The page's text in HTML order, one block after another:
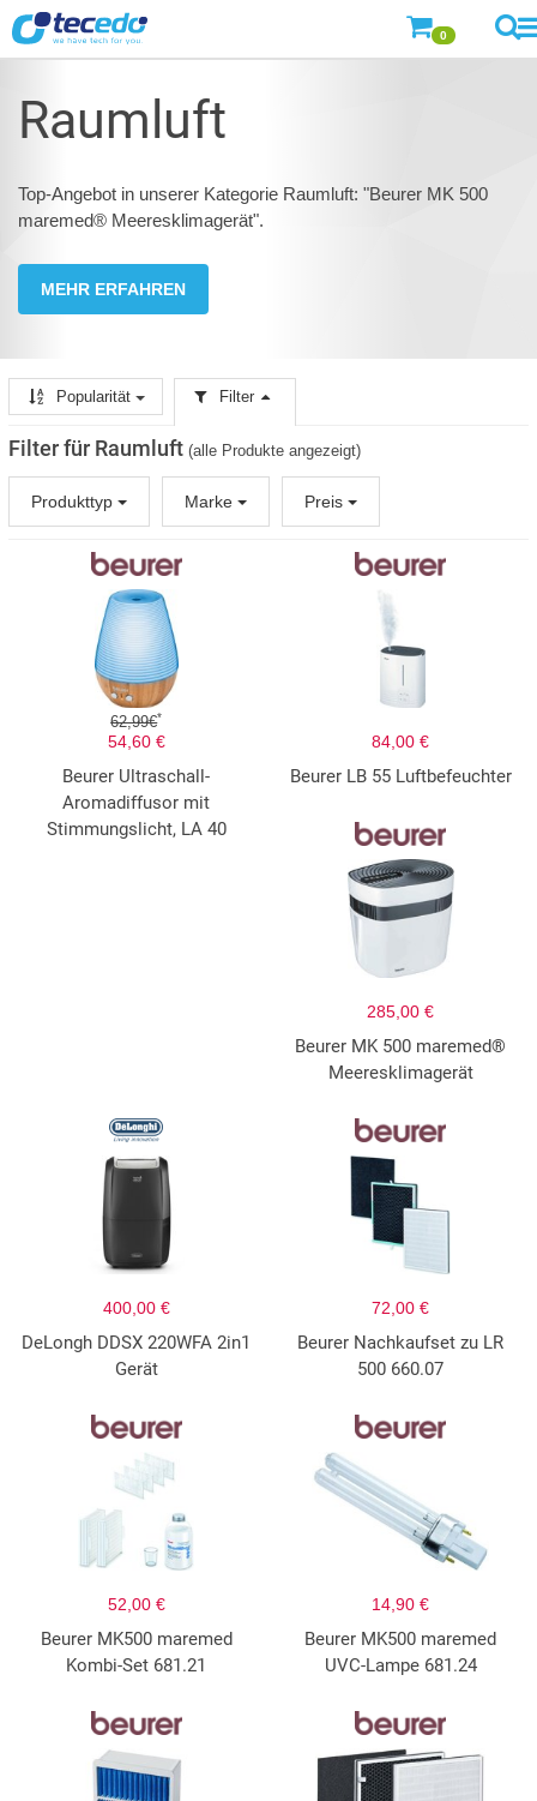
0
Raumluft
Top-Angebot in unserer Kategorie Raumluft: "Beurer MK 500
maremed® Meeresklimagerät".
MEHR ERFAHREN
Popularität Filter
Filter für Raumluft (alle Produkte angezeigt)
Produkttyp Marke Preis
62,99€*
54,60 €
Beurer Ultraschall-
Aromadiffusor mit
Stimmungslicht, LA 40
84,00 €
Beurer LB 55 Luftbefeuchter
285,00 €
Beurer MK 500 maremed®
Meeresklimagerät
400,00 €
DeLongh DDSX 220WFA 2in1
Gerät
72,00 €
Beurer Nachkaufset zu LR
500 660.07
52,00 €
Beurer MK500 maremed
Kombi-Set 681.21
14,90 €
Beurer MK500 maremed
UVC-Lampe 681.24